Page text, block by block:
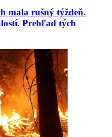
mala rušný týždeň.
Prehľad tých